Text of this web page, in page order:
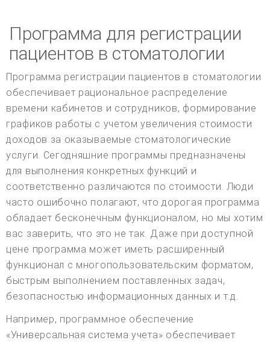
Программа для регистрации
пациентов в стоматологии
Программа регистрации пациентов в стоматологии
обеспечивает рациональное распределение
времени кабинетов и сотрудников, формирование
графиков работы с учетом увеличения стоимости
доходов за оказываемые стоматологические
услуги. Сегодняшние программы предназначены
для выполнения конкретных функций и
соответственно различаются по стоимости. Люди
часто ошибочно полагают, что дорогая программа
обладает бесконечным функционалом, но мы хотим
вас заверить, что это не так. Даже при доступной
цене программа может иметь расширенный
функционал с многопользовательским форматом,
быстрым выполнением поставленных задач,
безопасностью информационных данных и т.д.
Например, программное обеспечение
«Универсальная система учета» обеспечивает